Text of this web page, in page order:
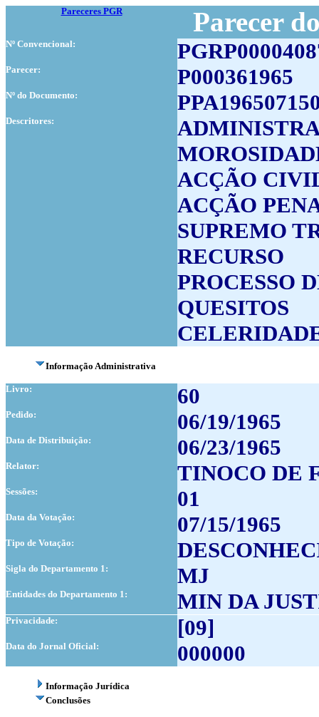
Pareceres PGR Parecer
Nº Convencional:
Parecer: P000361965
Nº do Documento:
Descritores:
ACÇÃO
ACÇÃO
SUPREMO
RECURSO
PROCESSO
QUESITOS
Informação Administrativa
Livro: 60
Pedido: 06/19/1965
Data de Distribuição: 06/23/1965
Relator: TINOCO DE
Sessões: 01
Data da Votação: 07/15/1965
Tipo de Votação:
Sigla do Departamento 1: MJ
Entidades do Departamento 1: MIN DA
Privacidade: [09]
Data do Jornal Oficial: 000000
Informação Jurídica
Conclusões